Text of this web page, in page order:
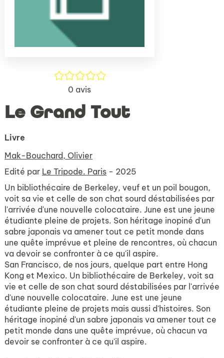
/5
0 avis
Le Grand Tout
Livre
Mak-Bouchard, Olivier
Edité par Le Tripode. Paris - 2025
Un bibliothécaire de Berkeley, veuf et un poil bougon,
voit sa vie et celle de son chat sourd déstabilisées par
l'arrivée d'une nouvelle colocataire. June est une jeune
étudiante pleine de projets. Son héritage inopiné d'un
sabre japonais va amener tout ce petit monde dans
une quête imprévue et pleine de rencontres, où chacun
va devoir se confronter à ce qu'il aspire.
San Francisco, de nos jours, quelque part entre Hong
Kong et Mexico. Un bibliothécaire de Berkeley, voit sa
vie et celle de son chat sourd déstabilisées par l'arrivée
d'une nouvelle colocataire. June est une jeune
étudiante pleine de projets mais aussi d'histoires. Son
héritage inopiné d'un sabre japonais va amener tout ce
petit monde dans une quête imprévue, où chacun va
devoir se confronter à ce qu'il aspire.